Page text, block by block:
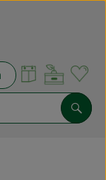
oder